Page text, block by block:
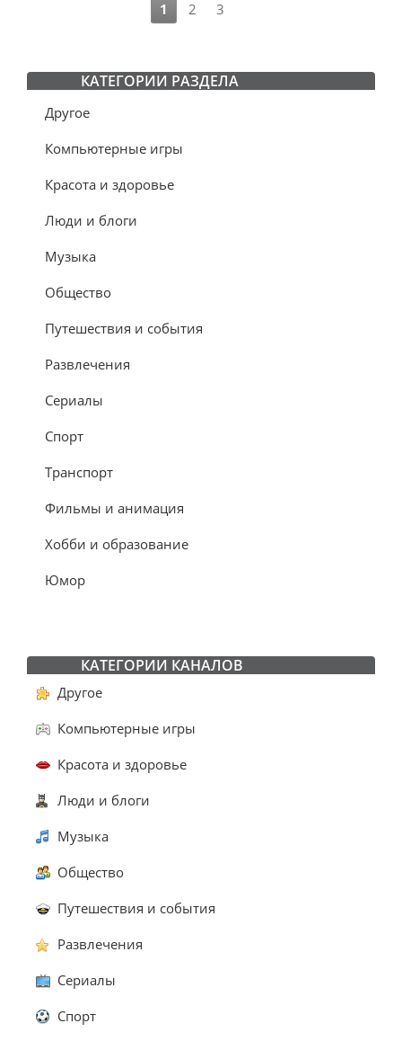
1 2 3
КАТЕГОРИИ РАЗДЕЛА
Другое
Компьютерные игры
Красота и здоровье
Люди и блоги
Музыка
Общество
Путешествия и события
Развлечения
Сериалы
Спорт
Транспорт
Фильмы и анимация
Хобби и образование
Юмор
КАТЕГОРИИ КАНАЛОВ
Другое
Компьютерные игры
Красота и здоровье
Люди и блоги
Музыка
Общество
Путешествия и события
Развлечения
Сериалы
Спорт